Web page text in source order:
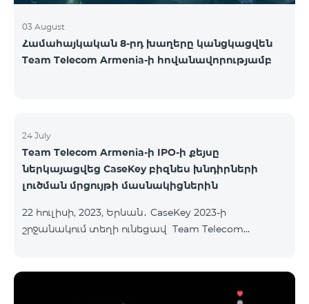
03 August
Համահայկական 8-րդ խաղերը կանցկացվեն
Team Telecom Armenia-ի հովանավորությամբ
24 July
Team Telecom Armenia-ի IPO-ի քեյսը
ներկայացվեց CaseKey բիզնես խնդիրների
լուծման մրցույթի մասնակիցներին
22 հուլիսի, 2023, Երևան․ CaseKey 2023-ի
շրջանակում տեղի ունեցավ Team Telecom
երիտասարդներ ծանոթացան առաջնային